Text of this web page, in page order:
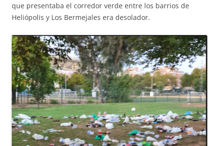
que presentaba el corredor verde entre los barrios de
Heliópolis y Los Bermejales era desolador.